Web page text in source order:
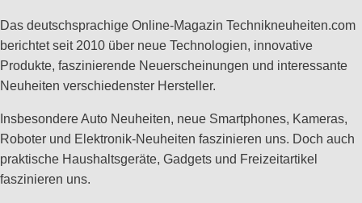
Das deutschsprachige Online-Magazin Technikneuheiten.com
berichtet seit 2010 über neue Technologien, innovative
Produkte, faszinierende Neuerscheinungen und interessante
Neuheiten verschiedenster Hersteller.
Insbesondere Auto Neuheiten, neue Smartphones, Kameras,
Roboter und Elektronik-Neuheiten faszinieren uns. Doch auch
praktische Haushaltsgeräte, Gadgets und Freizeitartikel
faszinieren uns.